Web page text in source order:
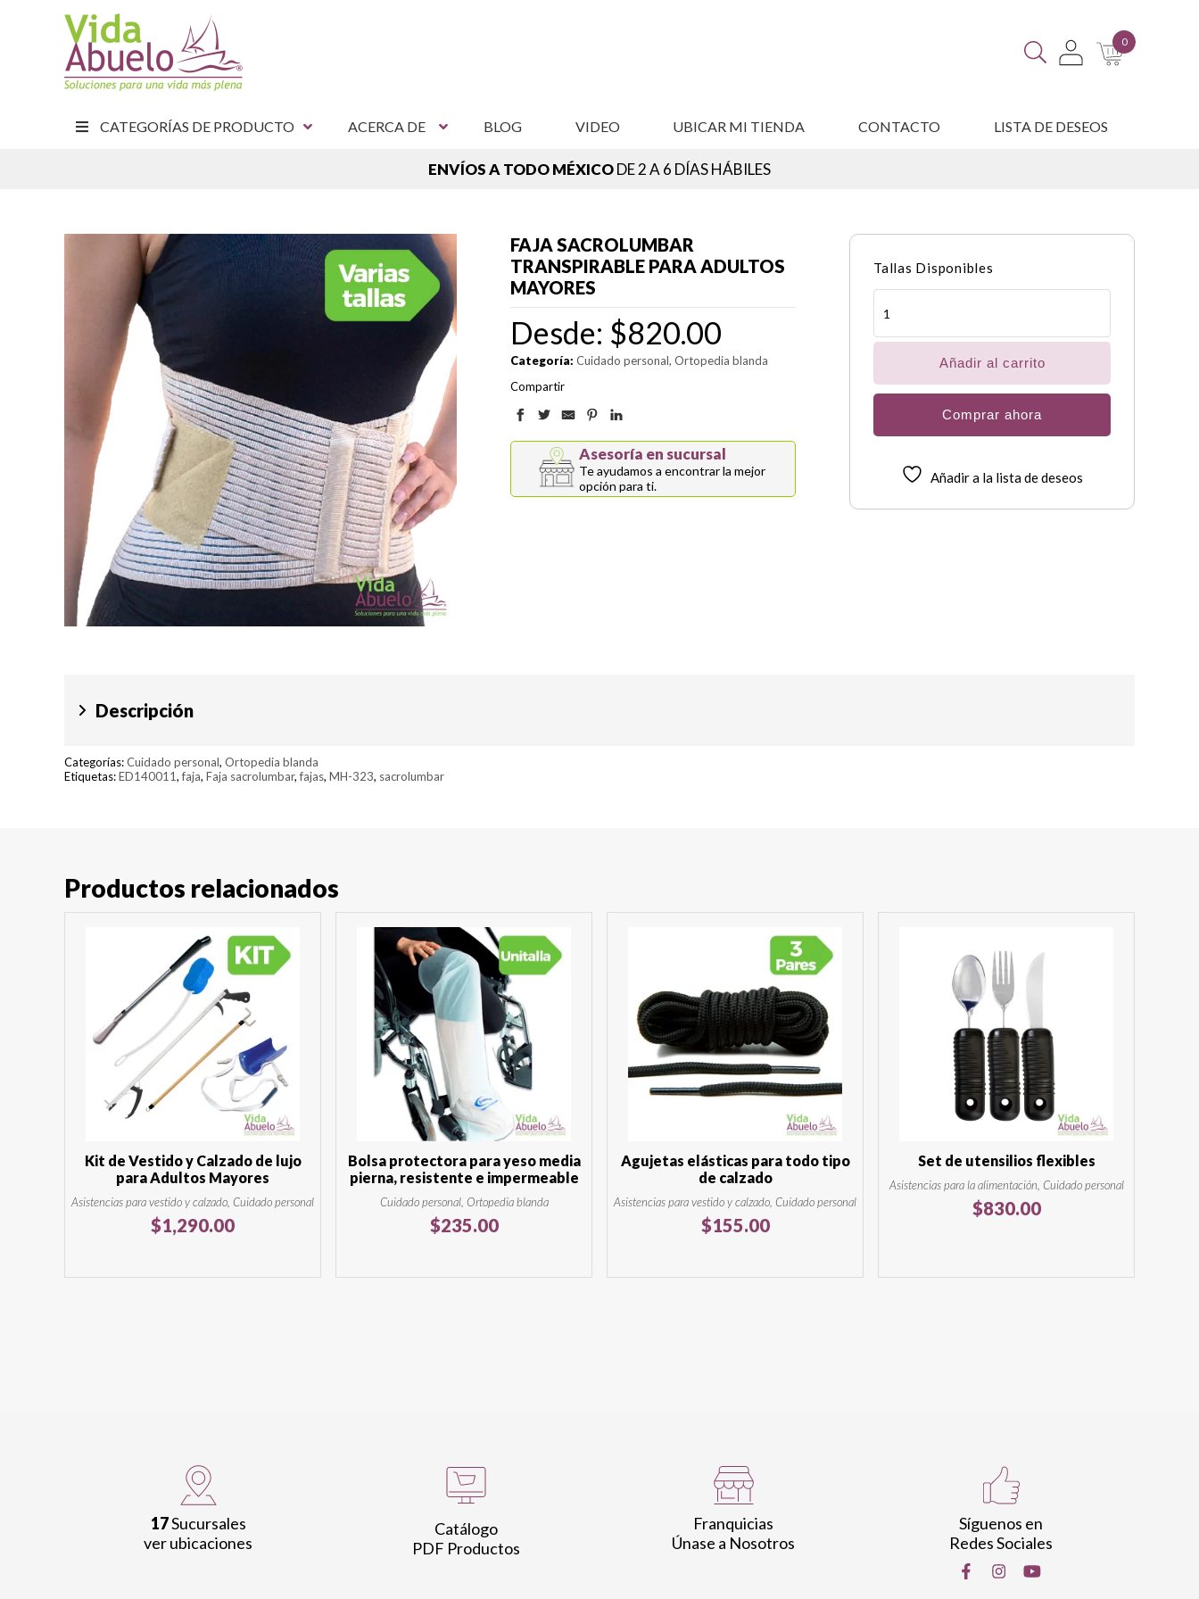
0
CATEGORÍAS DE PRODUCTO ACERCA DE BLOG VIDEO UBICAR MI TIENDA CONTACTO LISTA DE DESEOS
ENVÍOS A TODO MÉXICODE 2 A 6 DÍAS HÁBILES
FAJA SACROLUMBAR
TRANSPIRABLE PARA ADULTOS
MAYORES
Desde: $820.00
Categoría: Cuidado personal Ortopedia blanda
Compartir
Asesoría en sucursal
Te ayudamos a encontrar la mejor
opción para ti.
Tallas Disponibles
Faja
sacrolumbar
para
cantidad
Añadir al carrito
Comprar ahora
Añadir a la lista de deseos
Descripción
Categorías:Cuidado personal, Ortopedia blanda
Etiquetas:ED140011,faja, Faja sacrolumbar,fajas, MH-323, sacrolumbar
Productos relacionados
Kit de Vestido y Calzado de lujo
para Adultos Mayores
Asistencias para vestido y calzado, Cuidado personal
$1,290.00
Bolsa protectora para yeso media
pierna, resistente e impermeable
Cuidado personal, Ortopedia blanda
$235.00
Agujetas elásticas para todo tipo
de calzado
Asistencias para vestido y calzado, Cuidado personal
$155.00
Set de utensilios flexibles
Asistencias para la alimentación, Cuidado personal
$830.00
17Sucursales
ver ubicaciones
Catálogo
PDF Productos
Franquicias
Únase a Nosotros
Síguenos en
Redes Sociales